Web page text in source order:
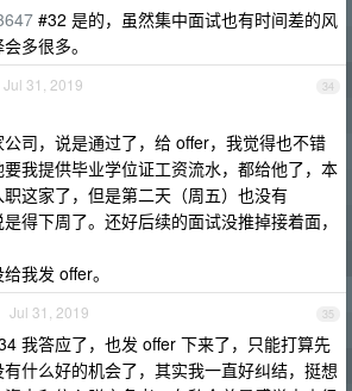
#32 是的，虽然集中面试也有时间差的风
多很多。
34
Jul 31, 2019
司，说是通过了，给 offer，我觉得也不错
我提供毕业学位证工资流水，都给他了，本
这家了，但是第二天（周五）也没有
得下周了。还好后续的面试没推掉接着面，
我发 offer。
35
Jul 31, 2019
我答应了，也发 offer 下来了，只能打算先
什么好的机会了，其实我一直好纠结，挺想